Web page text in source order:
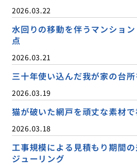
2026.03.22
水回りの移動を伴うマンショ
点
2026.03.21
三十年使い込んだ我が家の台
2026.03.19
猫が破いた網戸を頑丈な素材
2026.03.18
工事規模による見積もり期間
ジューリング